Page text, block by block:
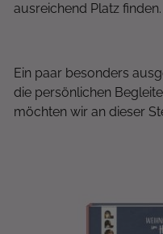
ausreichend Platz finden.
Ein paar besonders
die persönlichen
möchten wir an dieser